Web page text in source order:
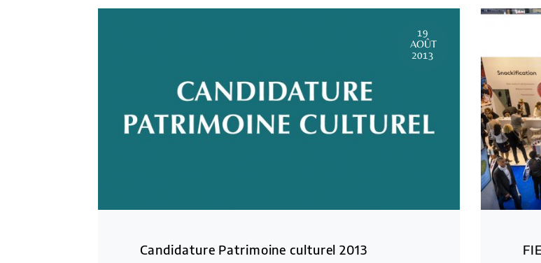
19
AOÛT
2013
Candidature Patrimoine culturel 2013